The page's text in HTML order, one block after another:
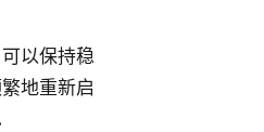
以保持稳
地重新启